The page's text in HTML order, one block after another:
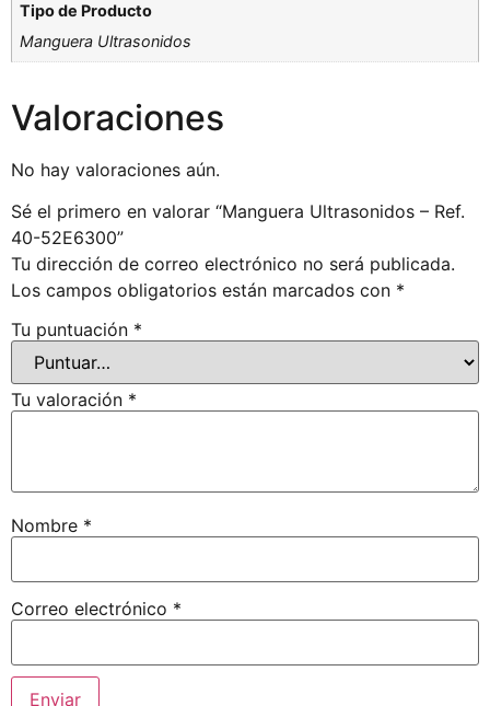
Tipo de Producto
Manguera Ultrasonidos
Valoraciones
No hay valoraciones aún.
Sé el primero en valorar “Manguera Ultrasonidos – Ref.
40-52E6300”
Tu dirección de correo electrónico no será publicada.
Los campos obligatorios están marcados con *
Tu puntuación *
Tu valoración *
Nombre *
Correo electrónico *